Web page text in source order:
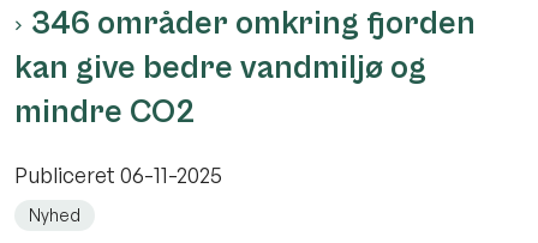
346 områder omkring fjorden
kan give bedre vandmiljø og
mindre CO2
Publiceret 06-11-2025
Nyhed